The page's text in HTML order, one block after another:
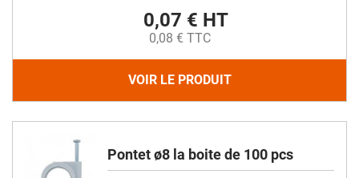
0,07 € HT
0,08 € TTC
VOIR LE PRODUIT
Pontet ø8 la boite de 100 pcs